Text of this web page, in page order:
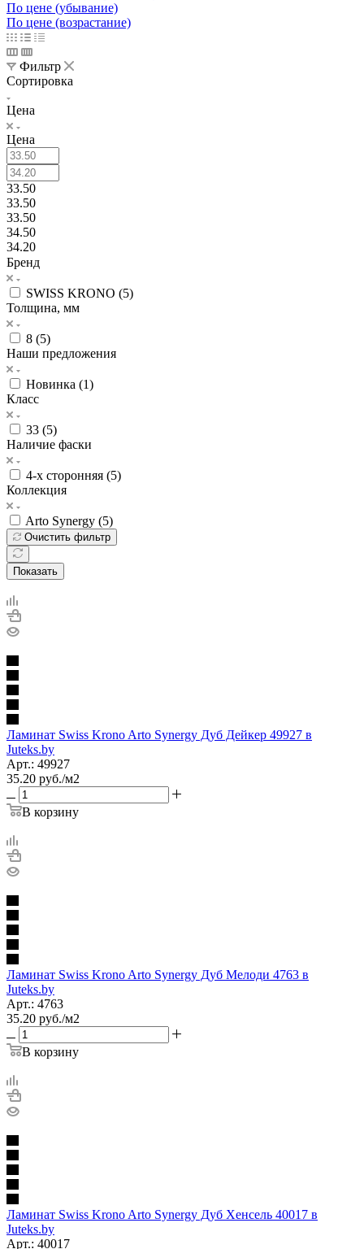
По цене (убывание)
По цене (возрастание)
Фильтр
Сортировка
Цена
Цена
33.50
33.50
33.50
34.50
34.20
Бренд
SWISS KRONO (5)
Толщина, мм
8 (5)
Наши предложения
Новинка (1)
Класс
33 (5)
Наличие фаски
4-х сторонняя (5)
Коллекция
Arto Synergy (5)
Очистить фильтр
Показать
Ламинат Swiss Krono Arto Synergy Дуб Дейкер 49927 в
Juteks.by
Арт.: 49927
35.20 руб./м2
В корзину
Ламинат Swiss Krono Arto Synergy Дуб Мелоди 4763 в
Juteks.by
Арт.: 4763
35.20 руб./м2
В корзину
Ламинат Swiss Krono Arto Synergy Дуб Хенсель 40017 в
Juteks.by
Арт.: 40017